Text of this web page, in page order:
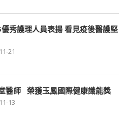
秀護理人員表揚 看見疫後醫護堅
21
醫師 榮獲玉鳳國際健康識能獎
13